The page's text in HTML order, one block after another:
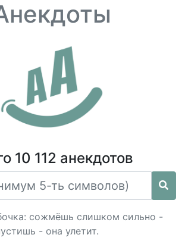
10 112 анекдотов
сожмёшь слишком сильно -
- она улетит.